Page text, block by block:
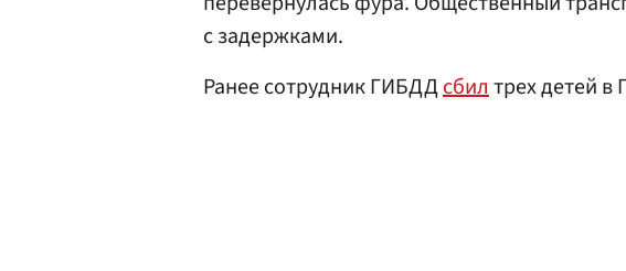
с задержками.
Ранее сотрудник ГИБДДсбилтрех детей в